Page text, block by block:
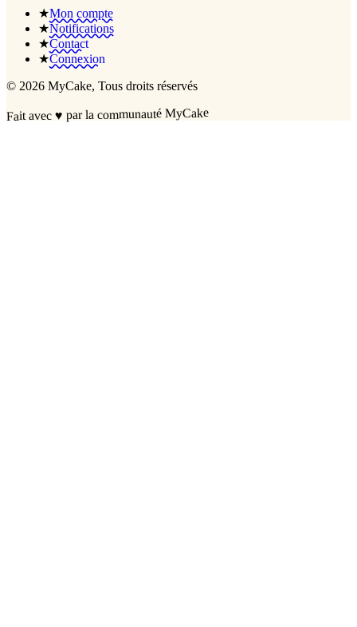
★Mon compte
★Notifications
★Contact
★Connexion
© 2026 MyCake, Tous droits réservés
Fait avec♥ par la communauté MyCake